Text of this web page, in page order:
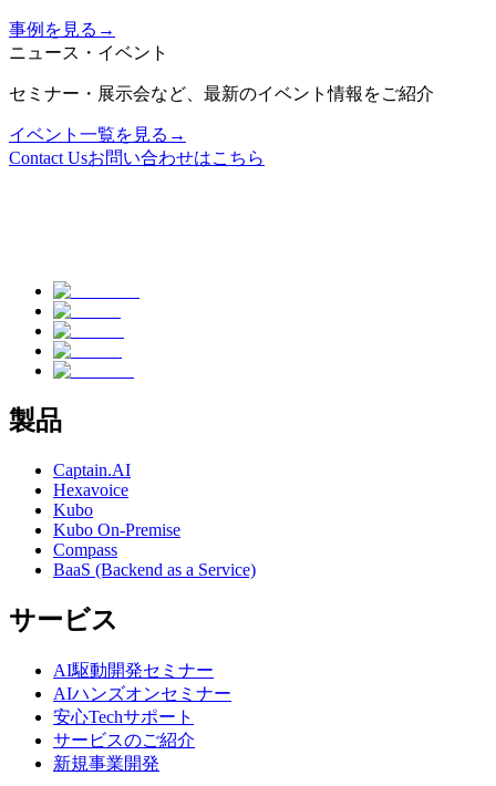
事例を見る →
ニュース・イベント
セミナー・展示会など、最新のイベント情報をご紹介
イベント一覧を見る →
Contact Usお問い合わせはこちら
製品
Captain.AI
Hexavoice
Kubo
Kubo On-Premise
Compass
BaaS (Backend as a Service)
サービス
AI駆動開発セミナー
AIハンズオンセミナー
安心Techサポート
サービスのご紹介
新規事業開発